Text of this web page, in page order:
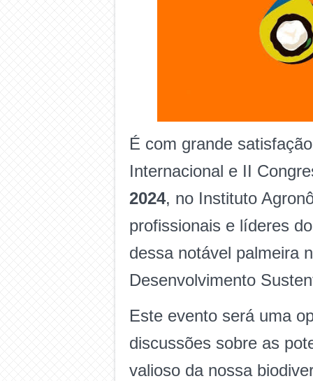
É com grande
Internacional e II
2024, no Instituto
profissionais e líderes
dessa notável palmeira
Desenvolvimento
Este evento será uma
discussões sobre as
valioso da nossa